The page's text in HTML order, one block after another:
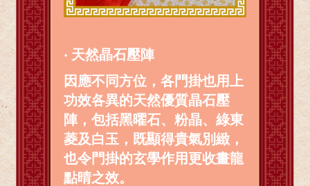
‧ 天然晶石壓陣
因應不同方位，各門掛也用上
功效各異的天然優質晶石壓
陣，包括黑曜石、粉晶、綠東
菱及白玉，既顯得貴氣別緻，
也令門掛的玄學作用更收畫龍
點晴之效。